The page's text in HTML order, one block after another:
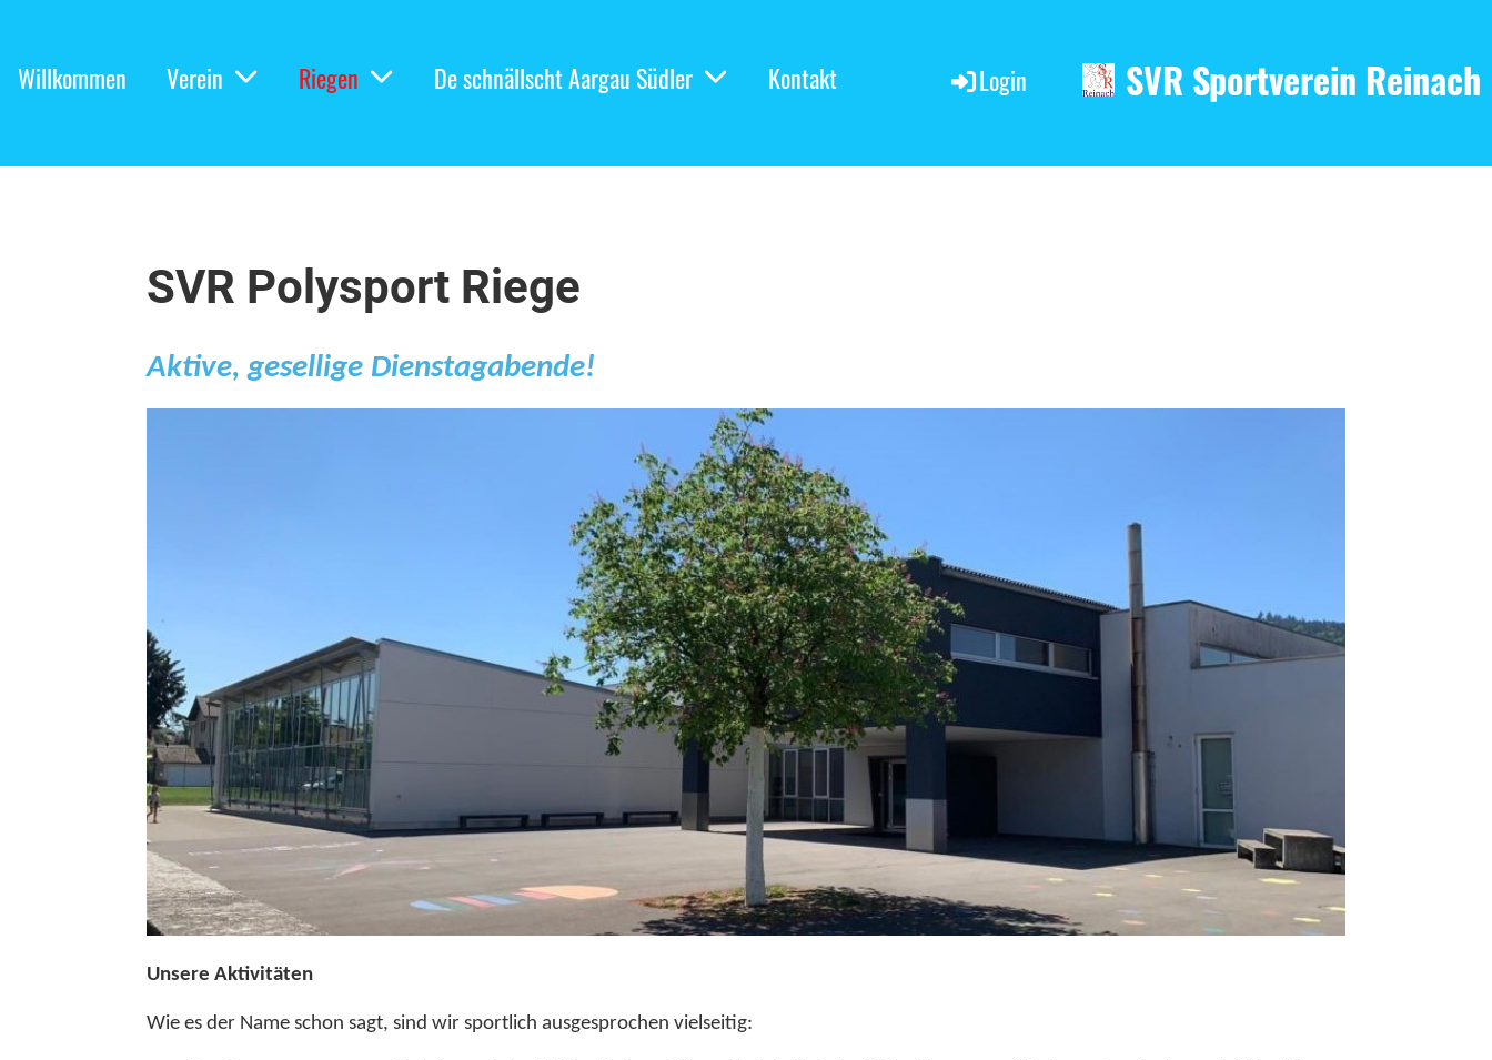
Willkommen Verein Riegen De schnällscht Aargau Südler Kontakt Login SVR Sportverein Reinach
SVR Polysport Riege
Aktive, gesellige Dienstagabende!
Unsere Aktivitäten
Wie es der Name schon sagt, sind wir sportlich ausgesprochen vielseitig: